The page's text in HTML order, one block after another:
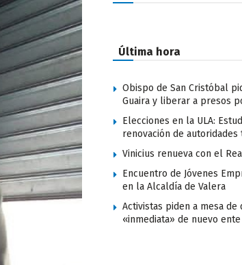
Última hora
Obispo de San Cristóbal
Guaira y liberar a presos
Elecciones en la ULA:
renovación de autoridades
Vinicius renueva con el
Encuentro de Jóvenes
en la Alcaldía de Valera
Activistas piden a mesa de
«inmediata» de nuevo